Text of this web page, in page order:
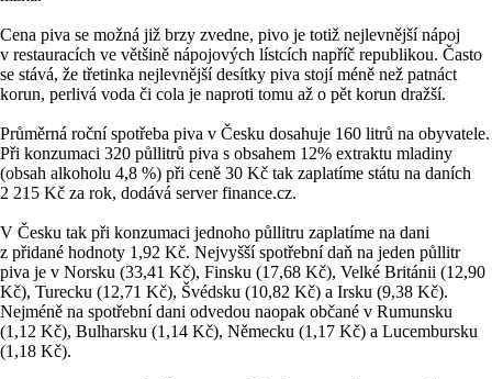
Cena piva se možná již brzy zvedne, pivo je totiž nejlevnější nápoj
v restauracích ve většině nápojových lístcích napříč republikou. Často
se stává, že třetinka nejlevnější desítky piva stojí méně než patnáct
korun, perlivá voda či cola je naproti tomu až o pět korun dražší.
Průměrná roční spotřeba piva v Česku dosahuje 160 litrů na obyvatele.
Při konzumaci 320 půllitrů piva s obsahem 12% extraktu mladiny
(obsah alkoholu 4,8 %) při ceně 30 Kč tak zaplatíme státu na daních
2 215 Kč za rok, dodává server finance.cz.
V Česku tak při konzumaci jednoho půllitru zaplatíme na dani
z přidané hodnoty 1,92 Kč. Nejvyšší spotřební daň na jeden půllitr
piva je v Norsku (33,41 Kč), Finsku (17,68 Kč), Velké Británii (12,90
Kč), Turecku (12,71 Kč), Švédsku (10,82 Kč) a Irsku (9,38 Kč).
Nejméně na spotřební dani odvedou naopak občané v Rumunsku
(1,12 Kč), Bulharsku (1,14 Kč), Německu (1,17 Kč) a Lucembursku
(1,18 Kč).